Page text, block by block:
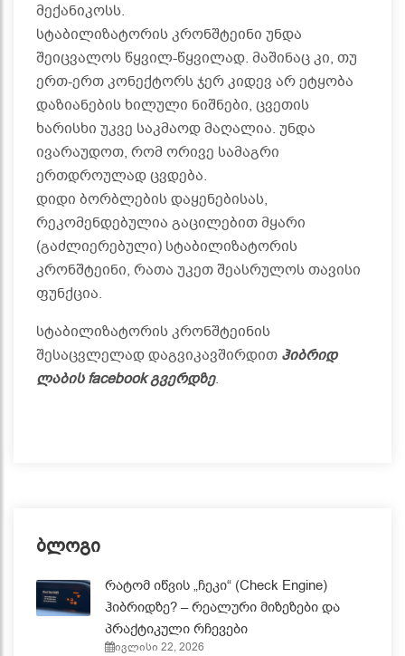
მექანიკოსს.
სტაბილიზატორის კრონშტეინი უნდა
შეიცვალოს წყვილ-წყვილად. მაშინაც კი, თუ
ერთ-ერთ კონექტორს ჯერ კიდევ არ ეტყობა
დაზიანების ხილული ნიშნები, ცვეთის
ხარისხი უკვე საკმაოდ მაღალია. უნდა
ივარაუდოთ, რომ ორივე სამაგრი
ერთდროულად ცვდება.
დიდი ბორბლების დაყენებისას,
რეკომენდებულია გაცილებით მყარი
(გაძლიერებული) სტაბილიზატორის
კრონშტეინი, რათა უკეთ შეასრულოს თავისი
ფუნქცია.
სტაბილიზატორის კრონშტეინის
შესაცვლელად დაგვიკავშირდით ჰიბრიდ
ლაბის facebook გვერდზე.
ბლოგი
რატომ იწვის „ჩეკი“ (Check Engine)
ჰიბრიდზე? – რეალური მიზეზები და
პრაქტიკული რჩევები
ივლისი 22, 2026